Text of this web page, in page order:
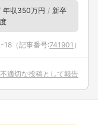
年収350万円
新卒
18 （記事番号:741901 ）
不適切な投稿として報告